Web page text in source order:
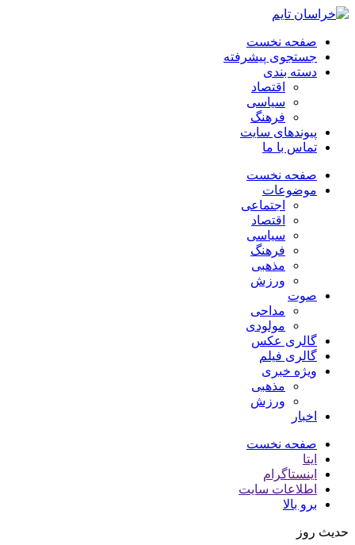
صفحه نخست
جستجوی پیشرفته
دسته بندی
اقتصاد
سیاسی
فرهنگ
پیوندهای سایت
تماس با ما
صفحه نخست
موضوعات
اجتماعی
اقتصاد
سیاسی
فرهنگ
مذهبی
ورزش
صوت
مداحی
مولودی
گالری عکس
گالری فیلم
ویژه خبری
مذهبی
ورزش
اخبار
صفحه نخست
ایتا
اینستاگرام
اطلاعات سایت
برو بالا
حدیث روز